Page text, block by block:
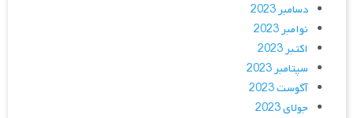
دسامبر 2023
نوامبر 2023
اکتبر 2023
سپتامبر 2023
آگوست 2023
جولای 2023